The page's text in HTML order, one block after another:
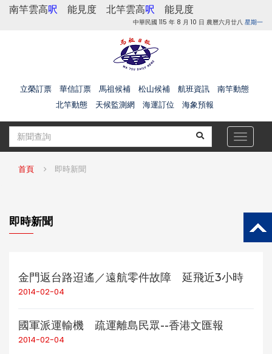
南竿雲高呎 能見度 北竿雲高呎 能見度
中華民國 115 年 8 月 10 日 農曆六月廿八 星期一
立榮訂票 華信訂票 馬祖候補 松山候補 航班資訊
南竿動態
北竿動態
天候監測網 海運訂位 海象預報
Toggle
首頁 即時新聞
即時新聞
金門返台路迢遙／遠航零件故障 延飛近3小時
2014-02-04
國軍派運輸機 疏運離島民眾--香港文匯報
2014-02-04